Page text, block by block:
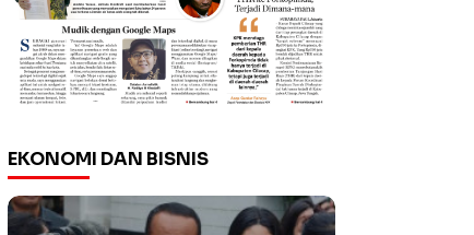
EKONOMI DAN BISNIS